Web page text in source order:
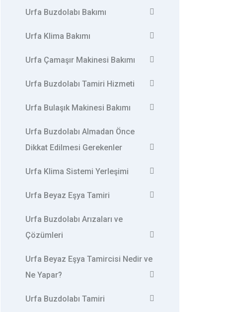
Urfa Buzdolabı Bakımı
Urfa Klima Bakımı
Urfa Çamaşır Makinesi Bakımı
Urfa Buzdolabı Tamiri Hizmeti
Urfa Bulaşık Makinesi Bakımı
Urfa Buzdolabı Almadan Önce
Dikkat Edilmesi Gerekenler
Urfa Klima Sistemi Yerleşimi
Urfa Beyaz Eşya Tamiri
Urfa Buzdolabı Arızaları ve
Çözümleri
Urfa Beyaz Eşya Tamircisi Nedir ve
Ne Yapar?
Urfa Buzdolabı Tamiri